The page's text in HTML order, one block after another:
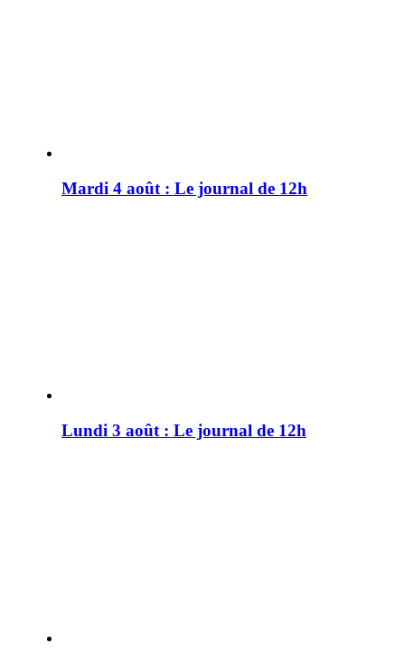
Mardi 4 août : Le journal de 12h
Lundi 3 août : Le journal de 12h